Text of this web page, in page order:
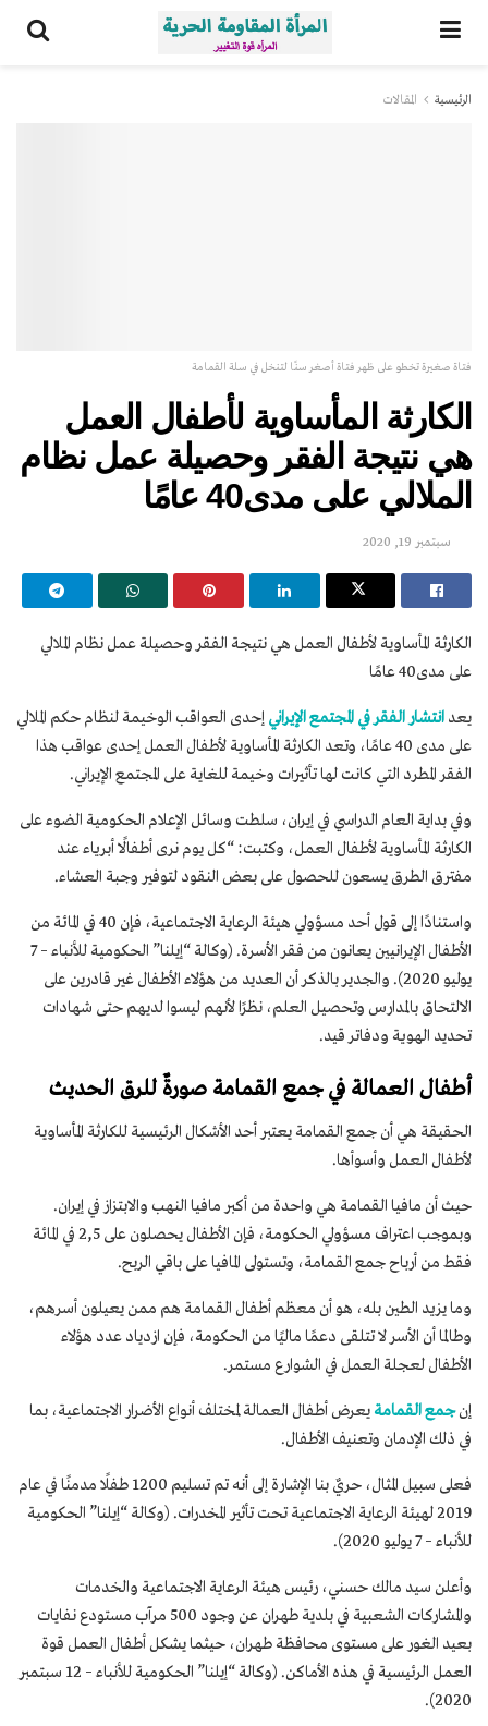
الرئيسية المقالات
فتاة صغيرة تخطو على ظهر فتاة أصغر سنًا لتنخل في سلة القمامة
الكارثة المأساوية لأطفال العمل
هي نتيجة الفقر وحصيلة عمل نظام
الملالي على مدى40 عامًا
سبتمبر 19, 2020
الكارثة المأساوية لأطفال العمل هي نتيجة الفقر وحصيلة عمل نظام الملالي
على مدى40 عامًا
يعد انتشار الفقر في المجتمع الإيراني إحدى العواقب الوخيمة لنظام حكم الملالي
على مدى 40 عامًا، وتعد الكارثة المأساوية لأطفال العمل إحدى عواقب هذا
الفقر المطرد التي كانت لها تأثيرات وخيمة للغاية على المجتمع الإيراني.
وفي بداية العام الدراسي في إيران، سلطت وسائل الإعلام الحكومية الضوء على
الكارثة المأساوية لأطفال العمل، وكتبت: “كل يوم نرى أطفالًا أبرياء عند
مفترق الطرق يسعون للحصول على بعض النقود لتوفير وجبة العشاء.
واستنادًا إلى قول أحد مسؤولي هيئة الرعاية الاجتماعية، فإن 40 في المائة من
الأطفال الإيرانيين يعانون من فقر الأسرة. (وكالة “إيلنا” الحكومية للأنباء – 7
يوليو 2020). والجدير بالذكر أن العديد من هؤلاء الأطفال غير قادرين على
الالتحاق بالمدارس وتحصيل العلم، نظرًا لأنهم ليسوا لديهم حتى شهادات
تحديد الهوية ودفاتر قيد.
أطفال العمالة في جمع القمامة صورةٌ للرق الحديث
الحقيقة هي أن جمع القمامة يعتبر أحد الأشكال الرئيسية للكارثة المأساوية
لأطفال العمل وأسوأها.
حيث أن مافيا القمامة هي واحدة من أكبر مافيا النهب والابتزاز في إيران.
وبموجب اعتراف مسؤولي الحكومة، فإن الأطفال يحصلون على 2,5 في المائة
فقط من أرباح جمع القمامة، وتستولى المافيا على باقي الربح.
وما يزيد الطين بله، هو أن معظم أطفال القمامة هم ممن يعيلون أسرهم،
وطالما أن الأسر لا تتلقى دعمًا ماليًا من الحكومة، فإن ازدياد عدد هؤلاء
الأطفال لعجلة العمل في الشوارع مستمر.
إنجمع القمامة يعرض أطفال العمالة لمختلف أنواع الأضرار الاجتماعية، بما
في ذلك الإدمان وتعنيف الأطفال.
فعلى سبيل المثال، حريٌ بنا الإشارة إلى أنه تم تسليم 1200 طفلًا مدمنًا في عام
2019 لهيئة الرعاية الاجتماعية تحت تأثير المخدرات. (وكالة “إيلنا” الحكومية
للأنباء – 7 يوليو 2020).
وأعلن سيد مالك حسني، رئيس هيئة الرعاية الاجتماعية والخدمات
والمشاركات الشعبية في بلدية طهران عن وجود 500 مرآب مستودع نفايات
بعيد الغور على مستوى محافظة طهران، حيثما يشكل أطفال العمل قوة
العمل الرئيسية في هذه الأماكن. (وكالة “إيلنا” الحكومية للأنباء – 12 سبتمبر
2020).